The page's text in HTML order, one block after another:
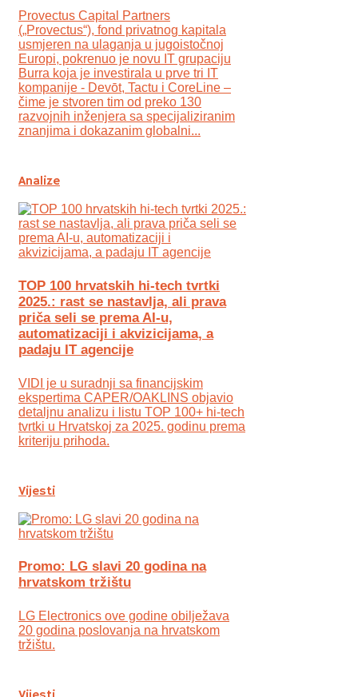
Provectus Capital Partners
(„Provectus“), fond privatnog kapitala
usmjeren na ulaganja u jugoistočnoj
Europi, pokrenuo je novu IT grupaciju
Burra koja je investirala u prve tri IT
kompanije - Devōt, Tactu i CoreLine –
čime je stvoren tim od preko 130
razvojnih inženjera sa specijaliziranim
znanjima i dokazanim globalni...
Analize
TOP 100 hrvatskih hi-tech tvrtki
2025.: rast se nastavlja, ali prava
priča seli se prema AI-u,
automatizaciji i akvizicijama, a
padaju IT agencije
VIDI je u suradnji sa financijskim
ekspertima CAPER/OAKLINS objavio
detaljnu analizu i listu TOP 100+ hi-tech
tvrtki u Hrvatskoj za 2025. godinu prema
kriteriju prihoda.
Vijesti
Promo: LG slavi 20 godina na
hrvatskom tržištu
LG Electronics ove godine obilježava
20 godina poslovanja na hrvatskom
tržištu.